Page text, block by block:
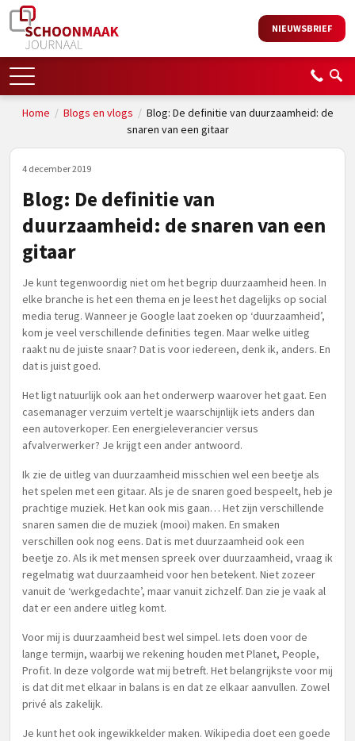
NIEUWSBRIEF
Home / Blogs en vlogs / Blog: De definitie van duurzaamheid: de
snaren van een gitaar
4 december 2019
Blog: De definitie van
duurzaamheid: de snaren van een
gitaar
Je kunt tegenwoordig niet om het begrip duurzaamheid heen. In
elke branche is het een thema en je leest het dagelijks op social
media terug. Wanneer je Google laat zoeken op ‘duurzaamheid’,
kom je veel verschillende definities tegen. Maar welke uitleg
raakt nu de juiste snaar? Dat is voor iedereen, denk ik, anders. En
dat is juist goed.
Het ligt natuurlijk ook aan het onderwerp waarover het gaat. Een
casemanager verzuim vertelt je waarschijnlijk iets anders dan
een autoverkoper. Een energieleverancier versus
afvalverwerker? Je krijgt een ander antwoord.
Ik zie de uitleg van duurzaamheid misschien wel een beetje als
het spelen met een gitaar. Als je de snaren goed bespeelt, heb je
prachtige muziek. Het kan ook mis gaan… Het zijn verschillende
snaren samen die de muziek (mooi) maken. En smaken
verschillen ook nog eens. Dat is met duurzaamheid ook een
beetje zo. Als ik met mensen spreek over duurzaamheid, vraag ik
regelmatig wat duurzaamheid voor hen betekent. Niet zozeer
vanuit de ‘werkgedachte’, maar vanuit zichzelf. Dan zie je vaak al
dat er een andere uitleg komt.
Voor mij is duurzaamheid best wel simpel. Iets doen voor de
lange termijn, waarbij we rekening houden met Planet, People,
Profit. In deze volgorde wat mij betreft. Het belangrijkste voor mij
is dat dit met elkaar in balans is en dat ze elkaar aanvullen. Zowel
privé als zakelijk.
Je kunt het ook ingewikkelder maken. Wikipedia doet een goede